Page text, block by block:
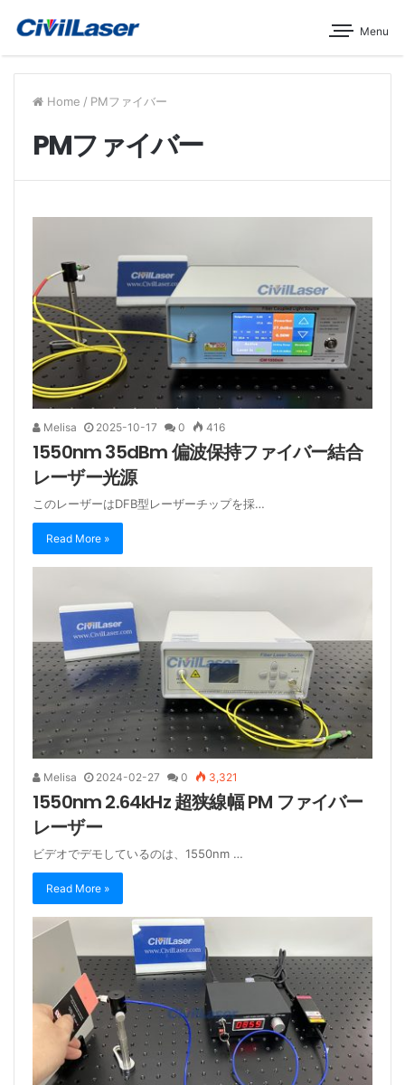
Menu
Home / PMファイバー
PMファイバー
Melisa 2025-10-17 0 416
1550nm 35dBm 偏波保持ファイバー結合
レーザー光源
このレーザーはDFB型レーザーチップを採…
Read More »
Melisa 2024-02-27 0 3,321
1550nm 2.64kHz 超狭線幅 PM ファイバー
レーザー
ビデオでデモしているのは、1550nm …
Read More »